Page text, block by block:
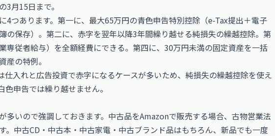
3月15日まで。
4つあります。第一に、最大65万円の青色申告特別控除（e-Tax提出＋電子
の保存）。第二に、赤字を翌年以降3年間繰り越せる純損失の繰越控除。第
専従者給与）を全額経費にできる。第四に、30万円未満の固定資産を一括
産の特例。
仕入れと広告投資で赤字になるケースが多いため、純損失の繰越控除を使え
申告では繰り越せません。
多いので強調しておきます。中古品をAmazonで販売する場合、古物営業法
。中古CD・中古本・中古家電・中古ブランド品はもちろん、新品でも一度